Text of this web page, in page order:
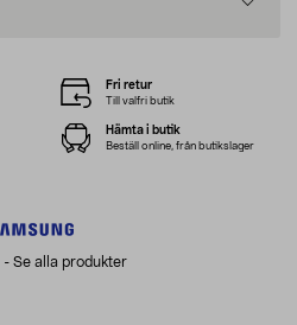
- Se alla produkter
Fri retur
Till valfri butik
Hämta i butik
Beställ online, från butikslager